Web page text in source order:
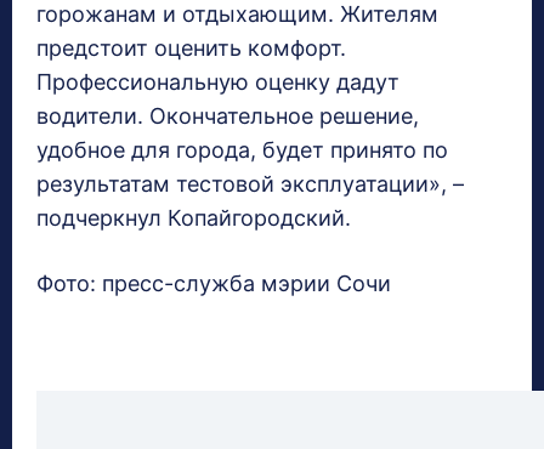
горожанам и отдыхающим. Жителям
предстоит оценить комфорт.
Профессиональную оценку дадут
водители. Окончательное решение,
удобное для города, будет принято по
результатам тестовой эксплуатации», –
подчеркнул Копайгородский.
Фото: пресс-служба мэрии Сочи